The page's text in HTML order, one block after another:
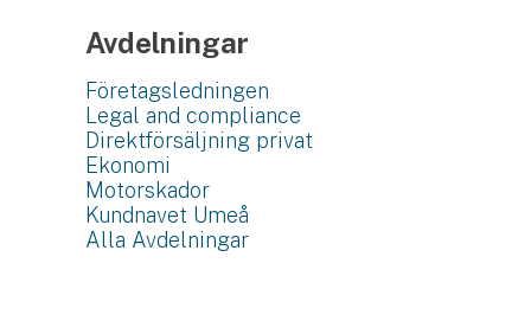
Avdelningar
Företagsledningen
Legal and compliance
Direktförsäljning privat
Ekonomi
Motorskador
Kundnavet Umeå
Alla Avdelningar